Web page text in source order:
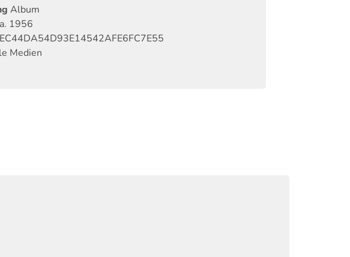
Album
1956
Medien